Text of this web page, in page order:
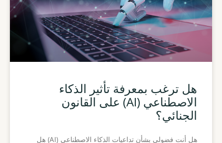
هل ترغب بمعرفة تأثير الذكاء
الاصطناعي (AI) على القانون
الجنائي؟
هل أنت فضولي بشأن تداعيات الذكاء الاصطناعي (AI) هل